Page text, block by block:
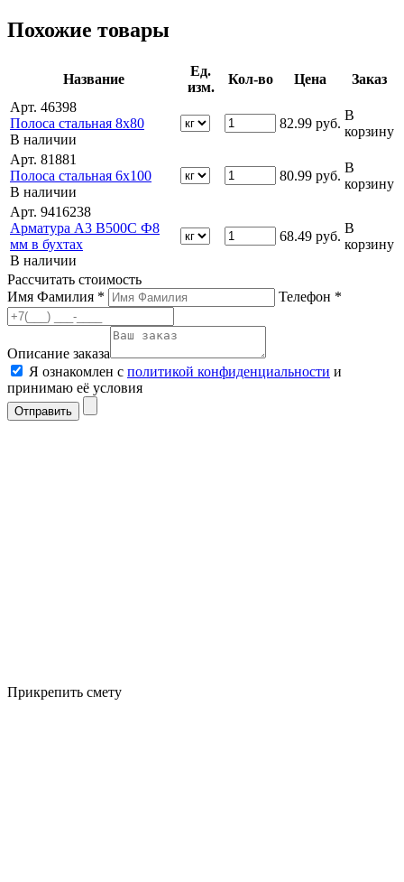
Похожие товары
Название
Ед.
изм.
Кол-во Цена
Заказ
Арт. 46398
Полоса стальная 8х80
В наличии
82.99 руб.
В
корзину
Арт. 81881
Полоса стальная 6х100
В наличии
80.99 руб.
В
корзину
Арт. 9416238
Арматура А3 В500С Ф8
мм в бухтах
В наличии
68.49 руб.
В
корзину
Рассчитать стоимость
Имя Фамилия *
Телефон *
Описание заказа
Я ознакомлен с политикой конфиденциальности и
принимаю её условия
Отправить
Прикрепить смету